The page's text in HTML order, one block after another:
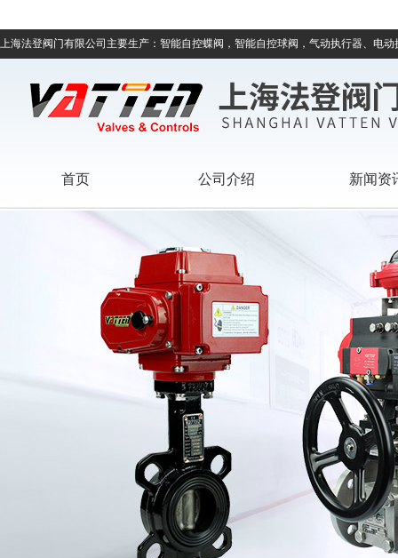
上海法登阀门有限公司主要生产：智能自控蝶阀，智能自控球阀，气动执行器、电
首页 公司介绍 新闻资